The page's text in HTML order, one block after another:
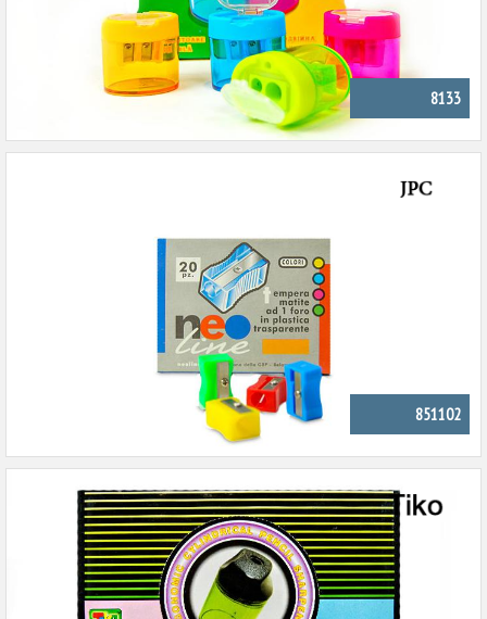
8133
851102